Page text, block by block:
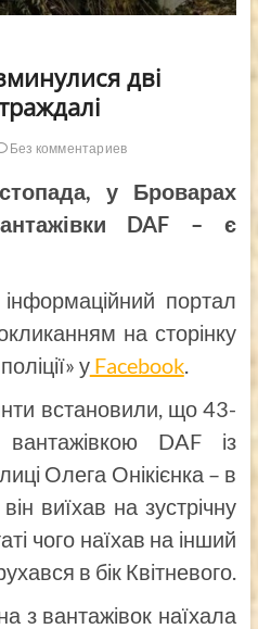
дві
Без комментариев
у Броварах
DAF – є
портал
на сторінку
уFacebook.
встановили, що 43-
DAF із
Олега Онікієнка – в
виїхав на зустрічну
чого наїхав на інший
в бік Квітневого.
з вантажівок наїхала